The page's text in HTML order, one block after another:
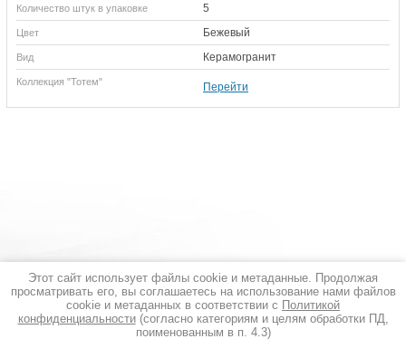
Количество штук в упаковке 5
Цвет Бежевый
Вид Керамогранит
Коллекция "Тотем" Перейти
ПОЛИТИКА ОБРАБОТКИ ПЕРСОНАЛЬНЫХ ДАННЫХ
Этот сайт использует файлы cookie и метаданные. Продолжая
просматривать его, вы соглашаетесь на использование нами файлов
cookie и метаданных в соответствии с Политикой
конфиденциальности(согласно категориям и целям обработки ПД,
поименованным в п. 4.3)